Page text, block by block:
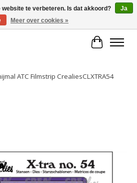
fast shipping!
ATC Filmstrip CrealiesCLXTRA54
te verbeteren. Is dat akkoord?
Ja
Meer over cookies »